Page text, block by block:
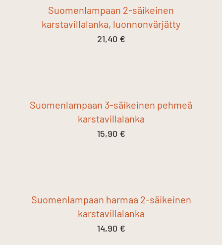
Suomenlampaan 2-säikeinen
karstavillalanka, luonnonvärjätty
21,40 €
Suomenlampaan 3-säikeinen pehmeä
karstavillalanka
15,90 €
Suomenlampaan harmaa 2-säikeinen
karstavillalanka
14,90 €